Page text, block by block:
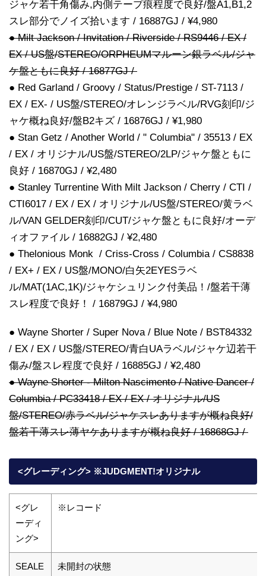
ジャケ若干角傷み,内側テープ痕程度で良好/盤A1,B1,2
スレ部分でノイズ拾います / 16887GJ / ¥4,980
● Milt Jackson / Invitation / Riverside / RS9446 / EX /
EX / US盤/STEREO/ORPHEUMマルーン銀ラベル/ジャ
ケ盤ともに良好 / 16877GJ /
● Red Garland / Groovy / Status/Prestige / ST-7113 /
EX / EX- / US盤/STEREO/オレンジラベル/RVG刻印/ジ
ャケ概ね良好/盤B2キズ / 16876GJ / ¥1,980
● Stan Getz / Another World / " Columbia" / 35513 / EX
/ EX / オリジナル/US盤/STEREO/2LP/ジャケ盤ともに
良好 / 16870GJ / ¥2,480
● Stanley Turrentine With Milt Jackson / Cherry / CTI /
CTI6017 / EX / EX / オリジナル/US盤/STEREO/黄ラベ
ル/VAN GELDER刻印/CUT/ジャケ盤ともに良好/オーデ
ィオファイル / 16882GJ / ¥2,480
● Thelonious Monk / Criss-Cross / Columbia / CS8838
/ EX+ / EX / US盤/MONO/白矢2EYESラベ
ル/MAT(1AC,1K)/ジャケシュリンク付美品！/盤若干薄
スレ程度で良好！ / 16879GJ / ¥4,980
● Wayne Shorter / Super Nova / Blue Note / BST84332
/ EX / EX / US盤/STEREO/青白UAラベル/ジャケ辺若干
傷み/盤スレ程度で良好 / 16885GJ / ¥2,480
● Wayne Shorter - Milton Nascimento / Native Dancer /
Columbia / PC33418 / EX / EX / オリジナル/US
盤/STEREO/赤ラベル/ジャケスレありますが概ね良好/
盤若干薄スレ薄ヤケありますが概ね良好 / 16868GJ /
<グレーディング> ※JUDGMENT!オリジナル
<グレ
ーディ
ング>
※レコード
SEALE
未開封の状態